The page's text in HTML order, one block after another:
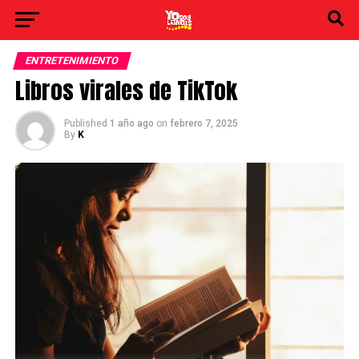
ENTRETENIMIENTO
Libros virales de TikTok
Published 1 año ago on febrero 7, 2025
By K